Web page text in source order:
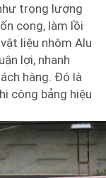
trọng lượng
cong, làm lồi
liệu nhôm Alu
lợi, nhanh
hàng. Đó là
công bảng hiệu